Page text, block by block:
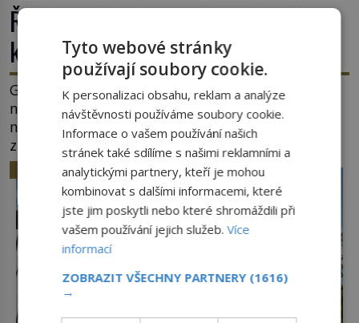
Římské ghetto: Místo, kam papež
kamenem dohodil
Ghetto je část města, kde musí žít, většinou
nedobrovolně, náboženská, rasová nebo
národnostní menšina obyvatel. Bohaté historické
zkušenosti mají s takovým životem Židé. Už od
středověku jsou totiž v každou chvíli nuceni v
nějakém žít. Mezi ty nejslavnější patří i římské
ghetto založené v roce 1555. Pokud jde o vztah
k Židům, nemá se Řím čím chlubit. […]
HISTORIE
Tyto webové stránky
používají soubory cookie.
K personalizaci obsahu, reklam a analýze
návštěvnosti používáme soubory cookie.
Informace o vašem používání našich
stránek také sdílíme s našimi reklamními a
analytickými partnery, kteří je mohou
kombinovat s dalšími informacemi, které
jste jim poskytli nebo které shromáždili při
vašem používání jejich služeb.Více
informací
ZOBRAZIT VŠECHNY PARTNERY (1616)
→